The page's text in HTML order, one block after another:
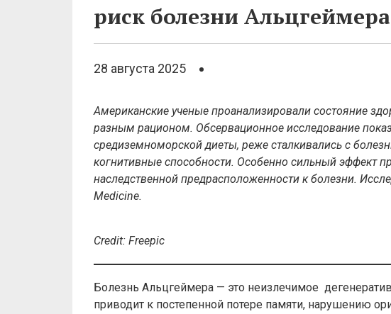
риск болезни Альцгеймера
28 августа 2025
Американские ученые проанализировали состояние
разным рационом. Обсервационное исследование
средиземноморской диеты, реже сталкивались с
когнитивные способности. Особенно сильный эффект
наследственной предрасположенности к болезни.
Medicine.
Credit: Freepic
Болезнь Альцгеймера — это неизлечимое
приводит к постепенной потере памяти, нарушению